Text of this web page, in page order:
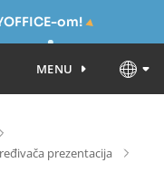
om!
MENU
prezentacija